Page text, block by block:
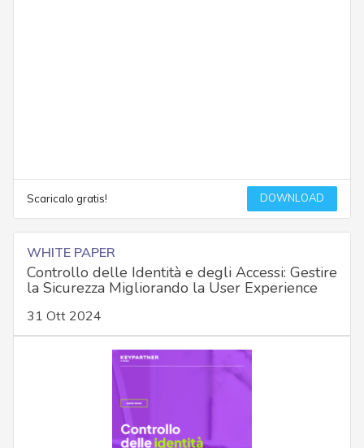
Scaricalo gratis! DOWNLOAD
WHITE PAPER
Controllo delle Identità e degli Accessi: Gestire
la Sicurezza Migliorando la User Experience
31 Ott 2024